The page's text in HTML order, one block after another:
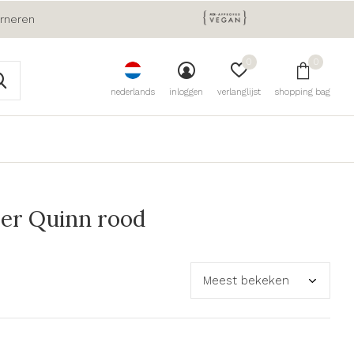
nederlands inloggen verlanglijst
0
shopping bag
0
Quinn rood